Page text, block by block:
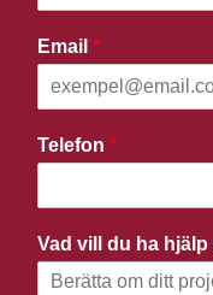
Email *
Telefon *
Vad vill du ha hjälp